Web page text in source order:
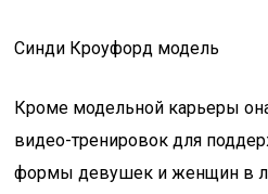
Синди Кроуфорд модель
Кроме модельной карьеры
видео-тренировок для
формы девушек и женщин в